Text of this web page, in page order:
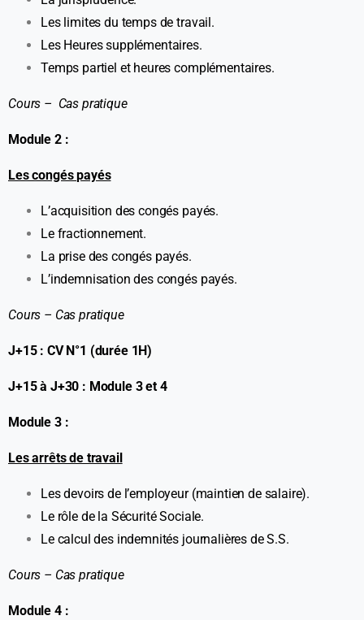
Les limites du temps de travail.
Les Heures supplémentaires.
Temps partiel et heures complémentaires.
Cours – Cas pratique
Module 2 :
Les congés payés
L’acquisition des congés payés.
Le fractionnement.
La prise des congés payés.
L’indemnisation des congés payés.
Cours – Cas pratique
J+15 : CV N°1 (durée 1H)
J+15 à J+30 : Module 3 et 4
Module 3 :
Les arrêts de travail
Les devoirs de l’employeur (maintien de salaire).
Le rôle de la Sécurité Sociale.
Le calcul des indemnités journalières de S.S.
Cours – Cas pratique
Module 4 :